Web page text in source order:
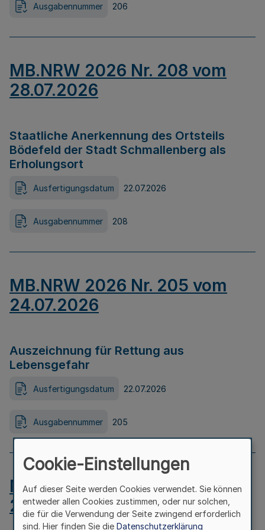
Ausgabennummer 206
MB.NRW 2026 Nr. 208 vom
28.07.2026
Staatliche Anerkennung des Ortsteils
Bödefeld der Stadt Schmallenberg als
Erholungsort
Ausfertigungsdatum 22.07.2026
Ausgabennummer 208
MB.NRW 2026 Nr. 205 vom
24.07.2026
Auszeichnung für Rettung aus
Lebensgefahr
Ausfertigungsdatum 22.07.2026
Ausgabennummer 205
MB.NRW 2026 Nr. 204 vom
24.07.2026
Cookie-Einstellungen
Auf dieser Seite werden Cookies verwendet. Sie können
entweder allen Cookies zustimmen, oder nur solchen,
die für die Verwendung der Seite zwingend erforderlich
sind. Hier finden Sie die Datenschutzerklärung